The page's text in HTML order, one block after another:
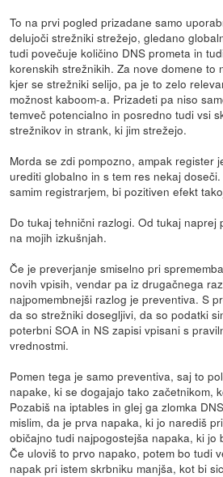
To na prvi pogled prizadane samo
delujoči strežniki strežejo, gledano
tudi povečuje količino DNS prometa in
korenskih strežnikih. Za nove domene to
kjer se strežniki selijo, pa je to zelo
možnost kaboom-a. Prizadeti pa niso
temveč potencialno in posredno tudi vsi
strežnikov in strank, ki jim strežejo.
Morda se zdi pompozno, ampak register
urediti globalno in s tem res nekaj
samim registrarjem, bi pozitiven efekt
Do tukaj tehnični razlogi. Od tukaj naprej
na mojih izkušnjah.
Če je preverjanje smiselno pri
novih vpisih, vendar pa iz drugačnega
najpomembnejši razlog je preventiva. S
da so strežniki dosegljivi, da so podatki
poterbni SOA in NS zapisi vpisani s
vrednostmi.
Pomen tega je samo preventiva, saj to
napake, ki se dogajajo tako začetnikom,
Pozabiš na iptables in glej ga zlomka
mislim, da je prva napaka, ki jo narediš
običajno tudi najpogostejša napaka, ki jo
Če uloviš to prvo napako, potem bo tudi
napak pri istem skrbniku manjša, kot bi